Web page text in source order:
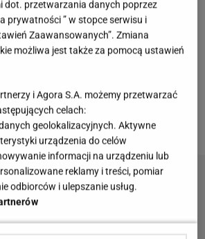
Barana
dla Barana
dla Barana
Baran
dot. przetwarzania danych poprzez
prywatności ” w stopce serwisu i
Zaawansowanych”. Zmiana
możliwa jest także za pomocą ustawień
i Agora S.A. możemy przetwarzać
celach:
geolokalizacyjnych. Aktywne
urządzenia do celów
informacji na urządzeniu lub
reklamy i treści, pomiar
odbiorców i ulepszanie usług.